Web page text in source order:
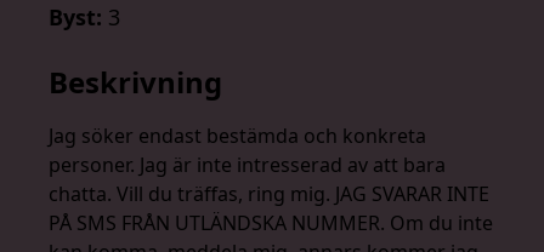
Byst: 3
Beskrivning
Jag söker endast bestämda och konkreta
personer. Jag är inte intresserad av att bara
chatta. Vill du träffas, ring mig. JAG SVARAR INTE
PÅ SMS FRÅN UTLÄNDSKA NUMMER. Om du inte